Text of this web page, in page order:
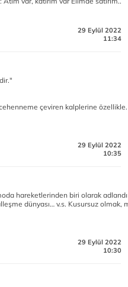
29 Eylül 2022
11:34
çeviren kalplerine özellikle.
29 Eylül 2022
10:35
hareketlerinden biri olarak
dünyası… v.s. Kusursuz olmak,
29 Eylül 2022
10:30